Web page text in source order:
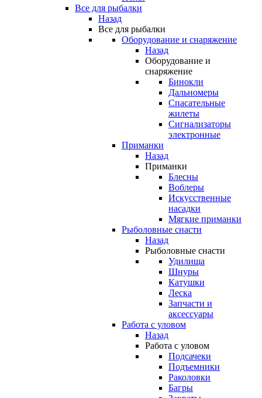
Все для рыбалки
Назад
Все для рыбалки
Оборудование и снаряжение
Назад
Оборудование и
снаряжение
Бинокли
Дальномеры
Спасательные
жилеты
Сигнализаторы
электронные
Приманки
Назад
Приманки
Блесны
Воблеры
Искусственные
насадки
Мягкие приманки
Рыболовные снасти
Назад
Рыболовные снасти
Удилища
Шнуры
Катушки
Леска
Запчасти и
аксессуары
Работа с уловом
Назад
Работа с уловом
Подсачеки
Подъемники
Раколовки
Багры